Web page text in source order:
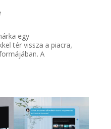
egy
tér vissza a piacra,
A